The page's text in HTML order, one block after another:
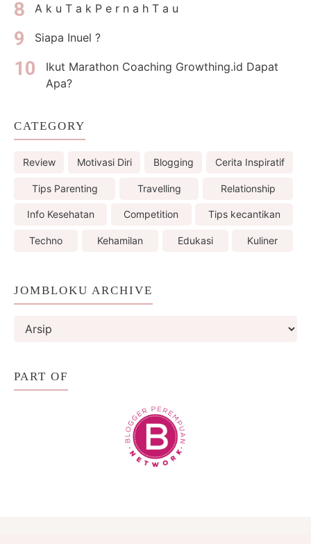
A k u T a k P e r n a h T a u
Siapa Inuel ?
Ikut Marathon Coaching Growthing.id Dapat
Apa?
CATEGORY
Review Motivasi Diri Blogging Cerita Inspiratif
Tips Parenting Travelling Relationship
Info Kesehatan Competition Tips kecantikan
Techno Kehamilan Edukasi Kuliner
JOMBLOKU ARCHIVE
PART OF